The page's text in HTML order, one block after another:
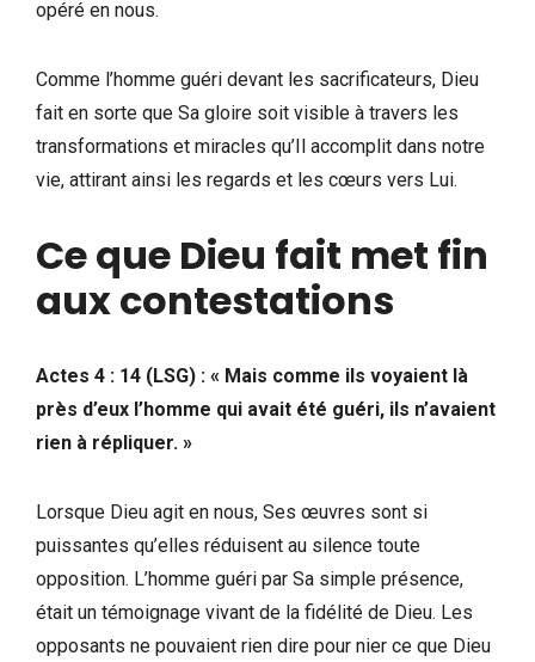
opéré en nous.
Comme l’homme guéri devant les sacrificateurs, Dieu
fait en sorte que Sa gloire soit visible à travers les
transformations et miracles qu’Il accomplit dans notre
vie, attirant ainsi les regards et les cœurs vers Lui.
Ce que Dieu fait met fin
aux contestations
Actes 4 : 14 (LSG) : « Mais comme ils voyaient là
près d’eux l’homme qui avait été guéri, ils n’avaient
rien à répliquer. »
Lorsque Dieu agit en nous, Ses œuvres sont si
puissantes qu’elles réduisent au silence toute
opposition. L’homme guéri par Sa simple présence,
était un témoignage vivant de la fidélité de Dieu. Les
opposants ne pouvaient rien dire pour nier ce que Dieu